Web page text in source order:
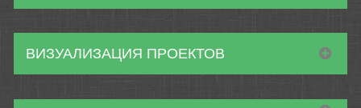
ВИЗУАЛИЗАЦИЯ ПРОЕКТОВ